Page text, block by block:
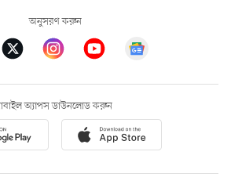
অনুসরণ করুন
অ্যাপস ডাউনলোড করুন